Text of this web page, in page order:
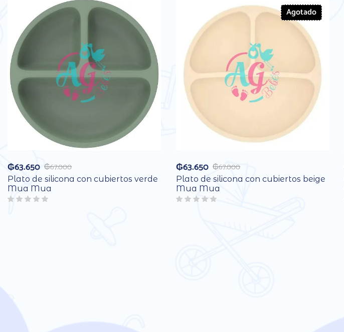
₲67.000
₲63.650
Plato de silicona con cubiertos verde
Mua Mua
Agotado
₲67.000
₲63.650
Plato de silicona con cubiertos beige
Mua Mua